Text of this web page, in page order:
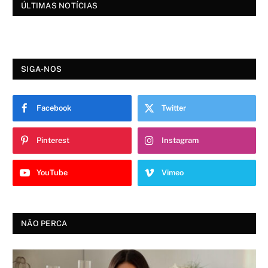
ÚLTIMAS NOTÍCIAS
SIGA-NOS
Facebook Twitter
Pinterest Instagram
YouTube Vimeo
NÃO PERCA